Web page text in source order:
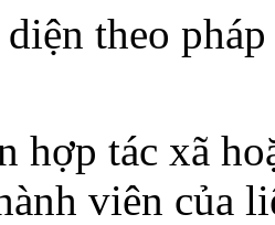
theo
hợp tác xã
viên của